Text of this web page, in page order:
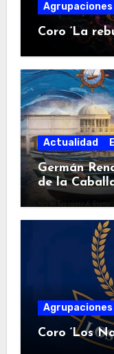
Agrupaciones
Coro ‘La
Actualidad
Germán
de la
Agrupaciones
Coro ‘Los